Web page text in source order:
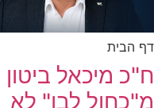
דף הבית
ח"כ מיכאל ביטון
מ"כחול לבן" לא